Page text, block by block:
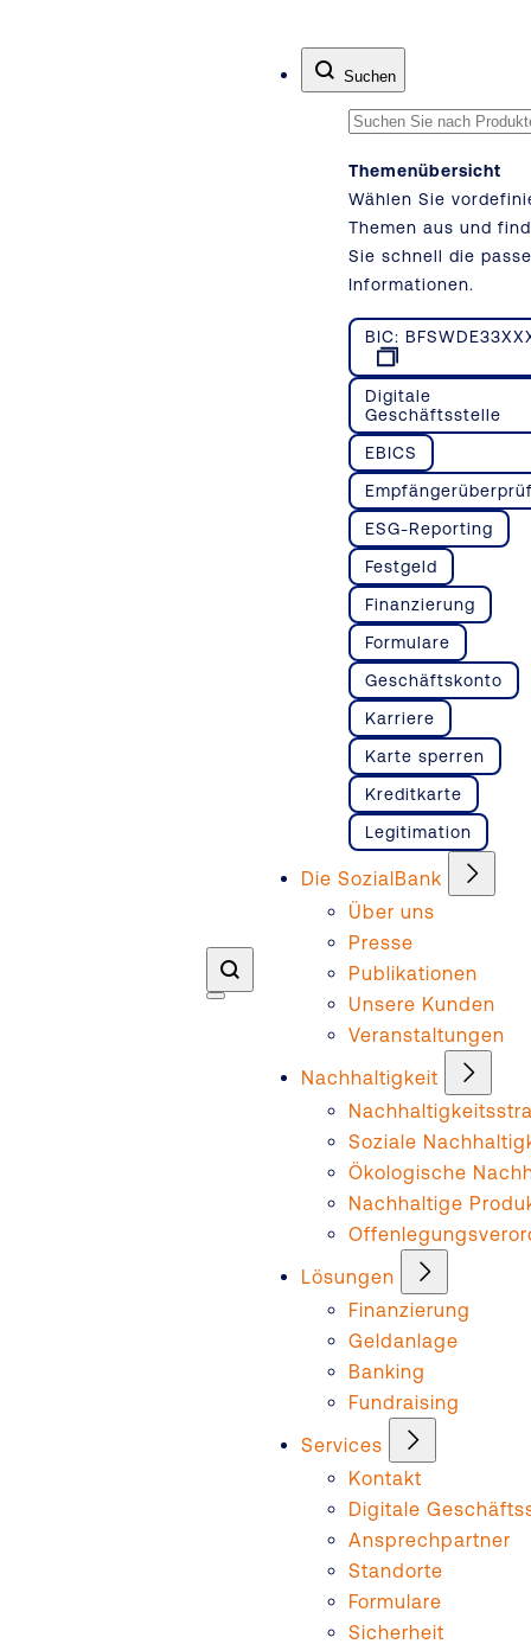
Suchen
Themenübersicht
Wählen Sie
Themen aus und
Sie schnell die
Informationen.
BIC:
Digitale
Geschäftsstelle
EBICS
ESG-Reporting
Festgeld
Finanzierung
Formulare
Geschäftskonto
Karriere
Karte sperren
Kreditkarte
Legitimation
Die SozialBank
Über uns
Presse
Publikationen
Unsere Kunden
Veranstaltungen
Nachhaltigkeit
Soziale
Ökologische
Nachhaltige
Lösungen
Finanzierung
Geldanlage
Banking
Fundraising
Services
Kontakt
Digitale
Ansprechpartner
Standorte
Formulare
Sicherheit